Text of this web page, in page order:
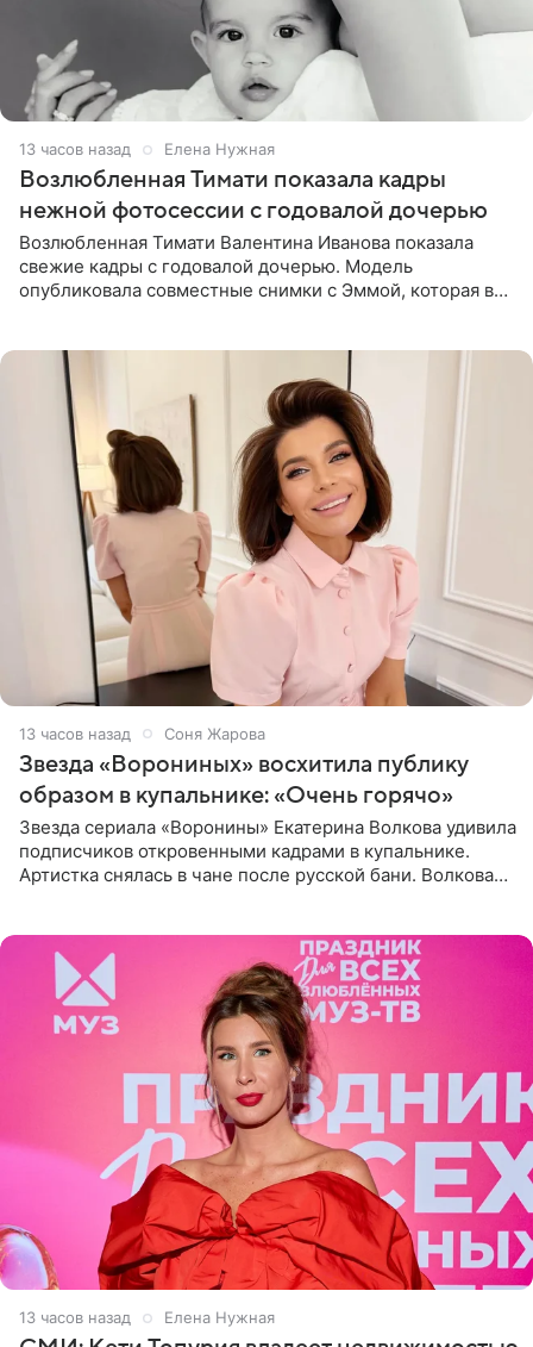
13 часов назад Елена Нужная
Возлюбленная Тимати показала кадры
нежной фотосессии с годовалой дочерью
Возлюбленная Тимати Валентина Иванова показала
свежие кадры с годовалой дочерью. Модель
опубликовала совместные снимки с Эммой, которая в
13 часов назад Соня Жарова
Звезда «Ворониных» восхитила публику
образом в купальнике: «Очень горячо»
Звезда сериала «Воронины» Екатерина Волкова удивила
подписчиков откровенными кадрами в купальнике.
Артистка снялась в чане после русской бани. Волкова
13 часов назад Елена Нужная